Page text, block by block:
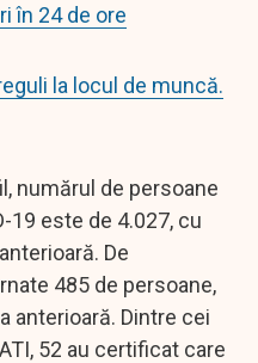
în 24 de ore
la locul de muncă.
numărul de persoane
19 este de 4.027, cu
De
485 de persoane,
anterioară. Dintre cei
52 au certificat care